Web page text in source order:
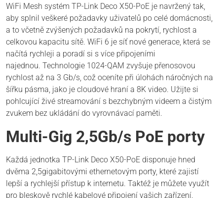
WiFi Mesh systém TP-Link Deco X50-PoE je navržený tak,
aby splnil veškeré požadavky uživatelů po celé domácnosti,
a to včetně zvýšených požadavků na pokrytí, rychlost a
celkovou kapacitu sítě. WiFi 6 je síť nové generace, která se
načítá rychleji a poradí si s více připojeními
najednou. Technologie 1024-QAM zvyšuje přenosovou
rychlost až na 3 Gb/s, což oceníte při úlohách náročných na
šířku pásma, jako je cloudové hraní a 8K video. Užijte si
pohlcující živé streamování s bezchybným videem a čistým
zvukem bez ukládání do vyrovnávací paměti.
Multi-Gig 2,5Gb/s PoE porty
Každá jednotka TP-Link Deco X50-PoE disponuje hned
dvěma 2,5gigabitovými ethernetovým porty, které zajistí
lepší a rychlejší přístup k internetu. Taktéž je můžete využít
pro bleskově rychlé kabelové připojení vašich zařízení.